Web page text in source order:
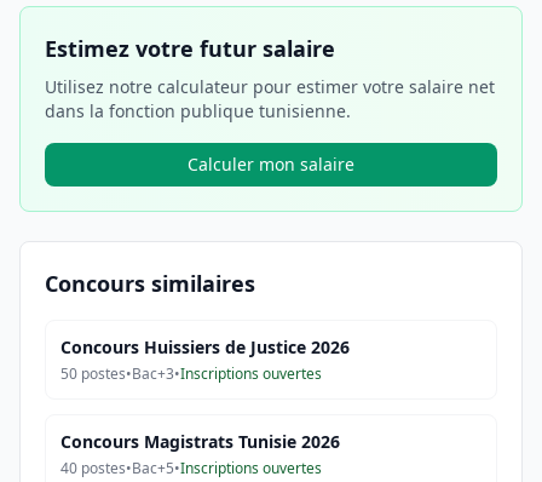
Estimez votre futur salaire
Utilisez notre calculateur pour estimer votre salaire net
dans la fonction publique tunisienne.
Calculer mon salaire
Concours similaires
Concours Huissiers de Justice 2026
50 postes•Bac+3•Inscriptions ouvertes
Concours Magistrats Tunisie 2026
40 postes•Bac+5•Inscriptions ouvertes